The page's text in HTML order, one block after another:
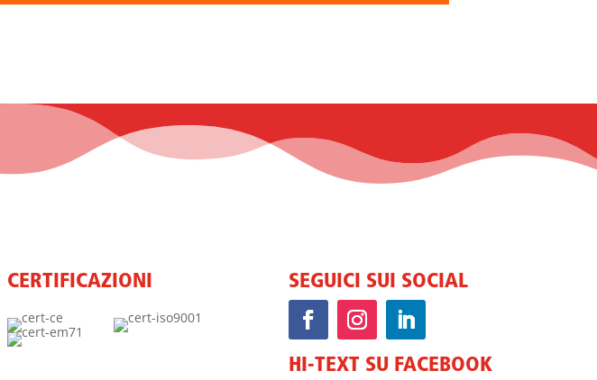
CERTIFICAZIONI SEGUICI SUI SOCIAL
HI-TEXT SU FACEBOOK